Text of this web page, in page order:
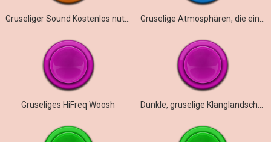
Gruseliger Sound Kostenlos nutzbar
Gruseliges HiFreq Woosh